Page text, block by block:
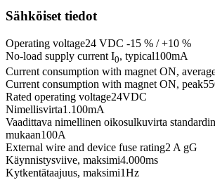
Sähköiset tiedot
Operating voltage24 VDC -15 % / +10 %
No-load supply current I0, typical100mA
Current consumption with magnet ON,
Current consumption with magnet ON, peak
Rated operating voltage24VDC
Nimellisvirta1.100mA
Vaadittava nimellinen oikosulkuvirta
mukaan100A
External wire and device fuse rating2 A gG
Käynnistysviive, maksimi4.000ms
Kytkentätaajuus, maksimi1Hz